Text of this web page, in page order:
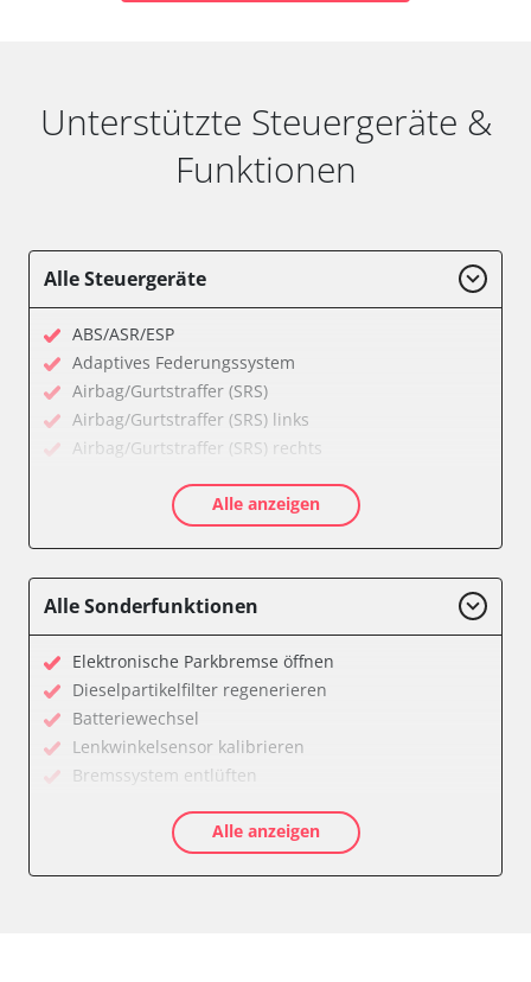
Unterstützte Steuergeräte &
Funktionen
Alle Steuergeräte
ABS/ASR/ESP
Adaptives Federungssystem
Airbag/Gurtstraffer (SRS)
Airbag/Gurtstraffer (SRS) links
Airbag/Gurtstraffer (SRS) rechts
Aktivlenkung
Anhängersteuergerät
Bedieneinheit Mittelkonsole
Bordcomputer
CD-Wechsler
Command
Dachbedieneinheit (DBE)
Dämpfungssystem hinten links
Dämpfungssystem hinten rechts
Dämpfungssystem vorne links
Dämpfungssystem vorne rechts
Alle anzeigen
Alle Sonderfunktionen
Elektronische Parkbremse öffnen
Dieselpartikelfilter regenerieren
Batteriewechsel
Lenkwinkelsensor kalibrieren
Bremssystem entlüften
Elektronische Parkbremse kalibrieren
Ölservicerückstellung
Alle anzeigen